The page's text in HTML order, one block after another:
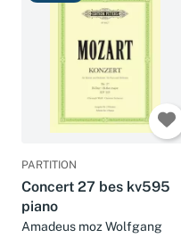
PARTITION
Concert 27 bes kv595
piano
Amadeus moz Wolfgang